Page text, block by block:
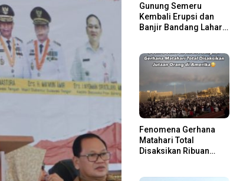
Gunung Semeru
Kembali Erupsi dan
Banjir Bandang Lahar
Fenomena Gerhana
Matahari Total
Disaksikan Ribuan